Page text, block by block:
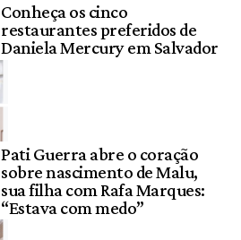
Conheça os cinco
restaurantes preferidos de
Daniela Mercury em Salvador
Pati Guerra abre o coração
sobre nascimento de Malu,
sua filha com Rafa Marques:
“Estava com medo”